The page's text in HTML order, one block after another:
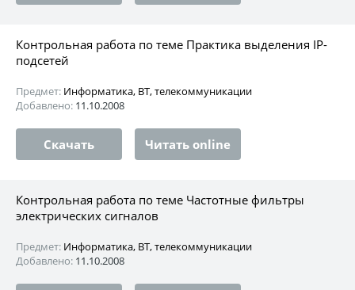
Контрольная работа по теме Практика выделения IP-
подсетей
Предмет: Информатика, ВТ, телекоммуникации
Добавлено: 11.10.2008
Скачать Читать online
Контрольная работа по теме Частотные фильтры
электрических сигналов
Предмет: Информатика, ВТ, телекоммуникации
Добавлено: 11.10.2008